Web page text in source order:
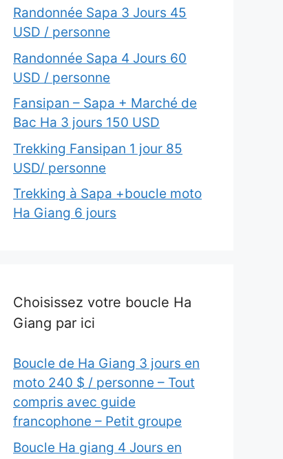
Randonnée Sapa 3 Jours 45
USD / personne
Randonnée Sapa 4 Jours 60
USD / personne
Fansipan – Sapa + Marché de
Bac Ha 3 jours 150 USD
Trekking Fansipan 1 jour 85
USD/ personne
Trekking à Sapa +boucle moto
Ha Giang 6 jours
Choisissez votre boucle Ha
Giang par ici
Boucle de Ha Giang 3 jours en
moto 240 $ / personne – Tout
compris avec guide
francophone – Petit groupe
Boucle Ha giang 4 Jours en